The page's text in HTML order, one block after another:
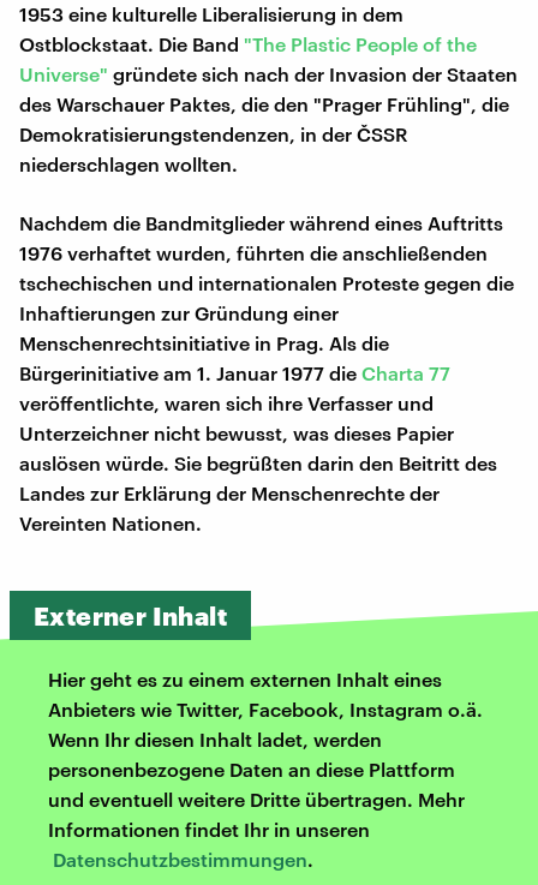
1953 eine kulturelle Liberalisierung in dem
Ostblockstaat. Die Band "The Plastic People of the
Universe" gründete sich nach der Invasion der Staaten
des Warschauer Paktes, die den "Prager Frühling", die
Demokratisierungstendenzen, in der ČSSR
niederschlagen wollten.
Nachdem die Bandmitglieder während eines Auftritts
1976 verhaftet wurden, führten die anschließenden
tschechischen und internationalen Proteste gegen die
Inhaftierungen zur Gründung einer
Menschenrechtsinitiative in Prag. Als die
Bürgerinitiative am 1. Januar 1977 die Charta 77
veröffentlichte, waren sich ihre Verfasser und
Unterzeichner nicht bewusst, was dieses Papier
auslösen würde. Sie begrüßten darin den Beitritt des
Landes zur Erklärung der Menschenrechte der
Vereinten Nationen.
Externer Inhalt
Hier geht es zu einem externen Inhalt eines
Anbieters wie Twitter, Facebook, Instagram o.ä.
Wenn Ihr diesen Inhalt ladet, werden
personenbezogene Daten an diese Plattform
und eventuell weitere Dritte übertragen. Mehr
Informationen findet Ihr in unseren
Datenschutzbestimmungen.